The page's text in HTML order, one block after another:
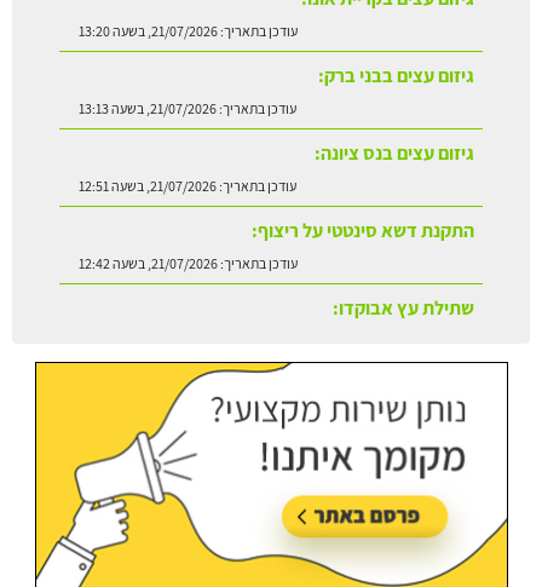
גיזום עצים בבני ברק:
עודכן בתאריך:21/07/2026, בשעה 13:13
גיזום עצים בנס ציונה:
עודכן בתאריך:21/07/2026, בשעה 12:51
התקנת דשא סינטטי על ריצוף:
עודכן בתאריך:21/07/2026, בשעה 12:42
שתילת עץ אבוקדו:
עודכן בתאריך:21/07/2026, בשעה 13:24